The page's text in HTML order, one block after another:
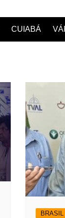
CUIABÁ
BRASIL